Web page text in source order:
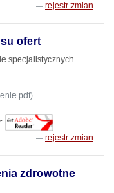
rejestr zmian
ofert
specjalistycznych
rejestr zmian
zdrowotne